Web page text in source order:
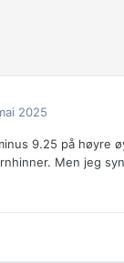
2025
9.25 på høyre
Men jeg